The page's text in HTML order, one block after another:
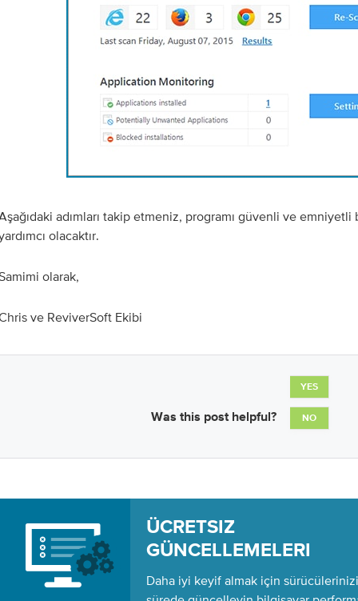
adımları takip etmeniz, programı güvenli ve emniyetli
olacaktır.
olarak,
ve ReviverSoft Ekibi
Was this post helpful?
YES
NO
ÜCRETSIZ
GÜNCELLEMELERI
Daha iyi keyif almak için